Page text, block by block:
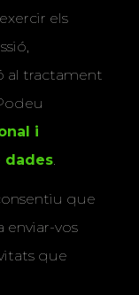
els
al tractament
i
dades.
que
enviar-vos
que